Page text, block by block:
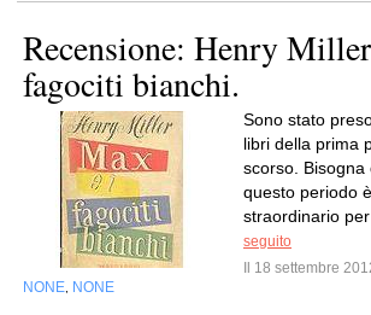
Recensione: Henry
fagociti bianchi.
Sono stato
libri della prima
scorso.
questo periodo
straordinario per
seguito
Il 18 settembre
NONE NONE